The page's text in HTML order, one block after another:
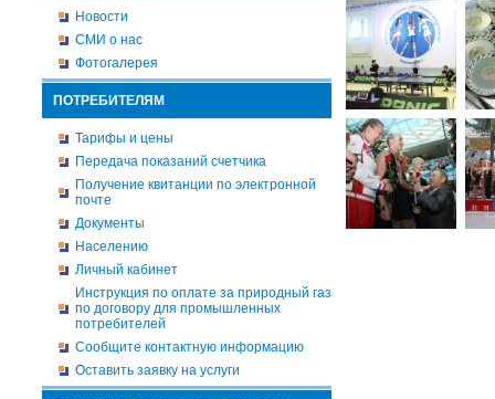
Новости
СМИ о нас
Фотогалерея
ПОТРЕБИТЕЛЯМ
Тарифы и цены
Передача показаний счетчика
Получение квитанции по электронной
почте
Документы
Населению
Личный кабинет
Инструкция по оплате за природный газ
по договору для промышленных
потребителей
Сообщите контактную информацию
Оставить заявку на услуги